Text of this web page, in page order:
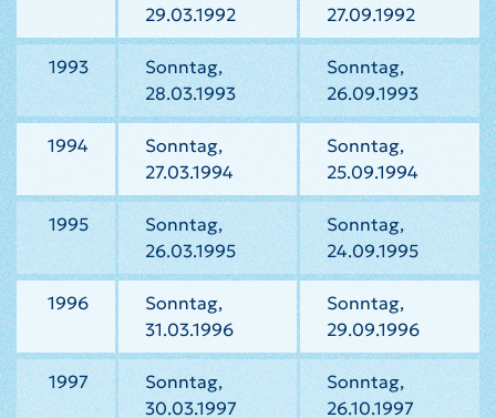
29.03.1992
27.09.1992
1993
Sonntag,
28.03.1993
Sonntag,
26.09.1993
1994
Sonntag,
27.03.1994
Sonntag,
25.09.1994
1995
Sonntag,
26.03.1995
Sonntag,
24.09.1995
1996
Sonntag,
31.03.1996
Sonntag,
29.09.1996
1997
Sonntag,
30.03.1997
Sonntag,
26.10.1997